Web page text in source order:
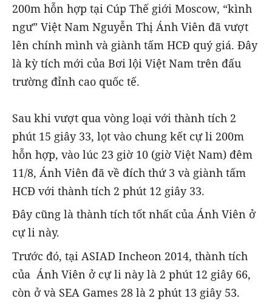
200m hỗn hợp tại Cúp Thế giới Moscow, “kình
ngư” Việt Nam Nguyễn Thị Ánh Viên đã vượt
lên chính mình và giành tấm HCĐ quý giá. Đây
là kỳ tích mới của Bơi lội Việt Nam trên đấu
trường đỉnh cao quốc tế.
Sau khi vượt qua vòng loại với thành tích 2
phút 15 giây 33, lọt vào chung kết cự li 200m
hỗn hợp, vào lúc 23 giờ 10 (giờ Việt Nam) đêm
11/8, Ánh Viên đã về đích thứ 3 và giành tấm
HCĐ với thành tích 2 phút 12 giây 33.
Đây cũng là thành tích tốt nhất của Ánh Viên ở
cự li này.
Trước đó, tại ASIAD Incheon 2014, thành tích
của Ánh Viên ở cự li này là 2 phút 12 giây 66,
còn ở và SEA Games 28 là 2 phút 13 giây 53.